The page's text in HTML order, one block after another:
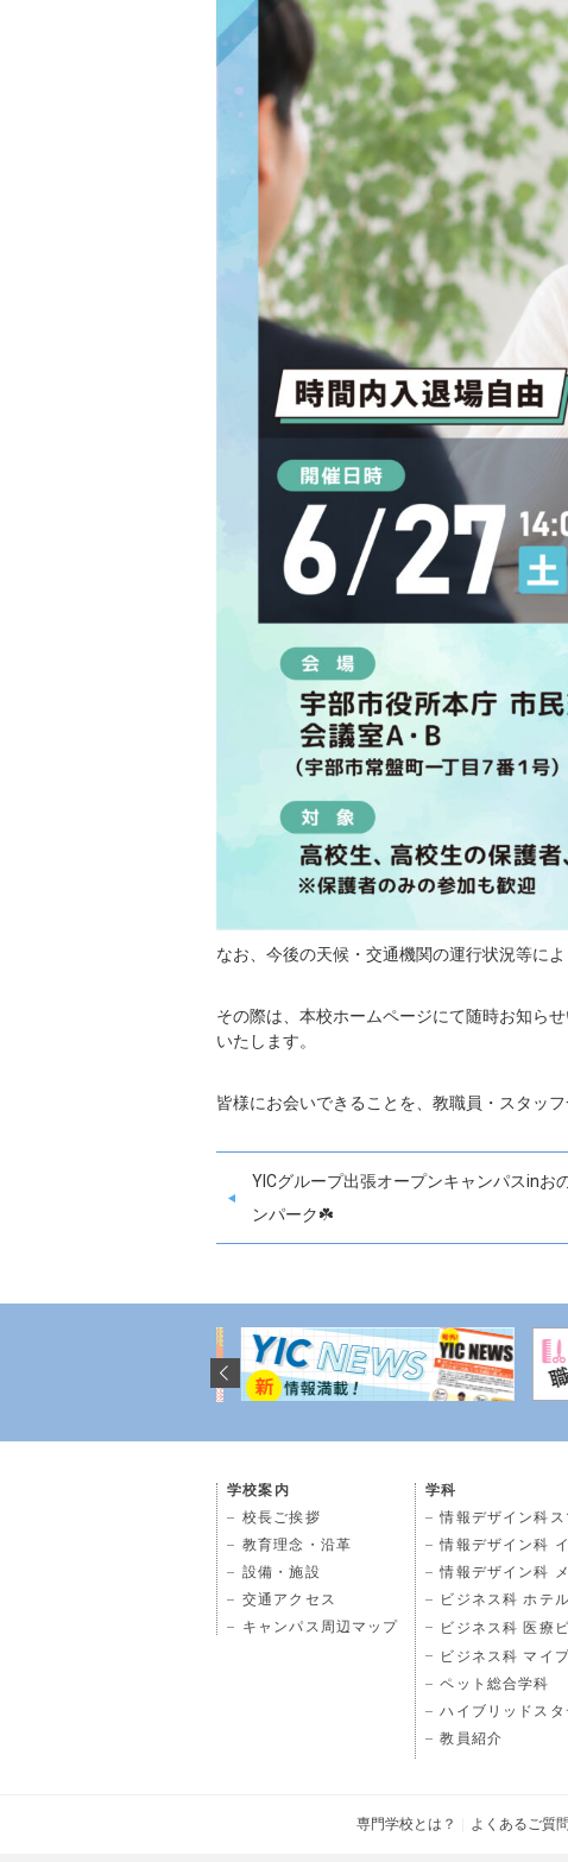
なお、今後の天候・交通機関の運行状況等に
その際は、本校ホームページにて随時お知ら
いたします。
皆様にお会いできることを、教職員・スタッ
YICグループ出張オープンキャンパスinお
ンパーク☘️
学校案内
校長ご挨拶
教育理念・沿革
設備・施設
交通アクセス
キャンパス周辺マップ
学科
情報デザイン科
情報デザイン科
情報デザイン科
ビジネス科 ホテ
ビジネス科 医療
ビジネス科 マイ
ペット総合学科
ハイブリッドスタ
教員紹介
専門学校とは？ よくあるご質問